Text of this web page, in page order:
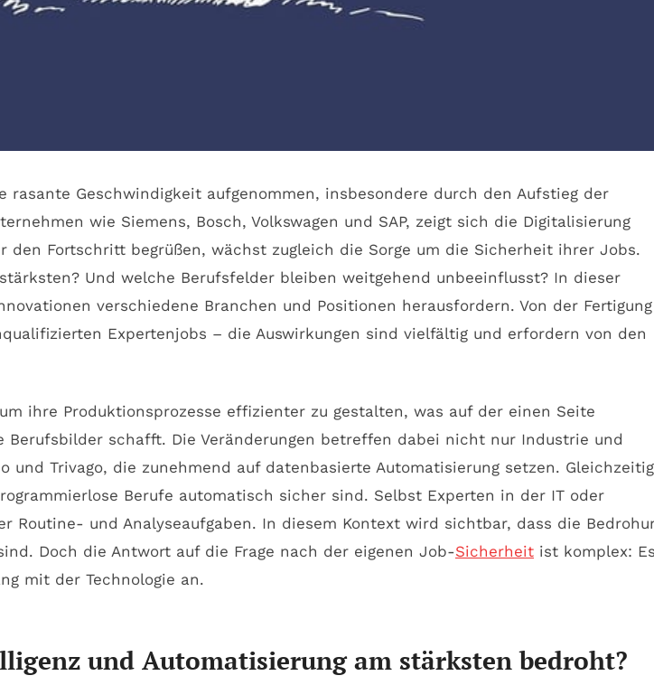
Geschwindigkeit aufgenommen, insbesondere durch den Aufstieg der
wie Siemens, Bosch, Volkswagen und SAP, zeigt sich die Digitalisierung
Fortschritt begrüßen, wächst zugleich die Sorge um die Sicherheit ihrer Jobs.
Und welche Berufsfelder bleiben weitgehend unbeeinflusst? In dieser
verschiedene Branchen und Positionen herausfordern. Von der Fertigung
Expertenjobs – die Auswirkungen sind vielfältig und erfordern von den
ihre Produktionsprozesse effizienter zu gestalten, was auf der einen Seite
schafft. Die Veränderungen betreffen dabei nicht nur Industrie und
Trivago, die zunehmend auf datenbasierte Automatisierung setzen. Gleichzeitig
Berufe automatisch sicher sind. Selbst Experten in der IT oder
Routine- und Analyseaufgaben. In diesem Kontext wird sichtbar, dass die
Doch die Antwort auf die Frage nach der eigenen Job-Sicherheit ist komplex:
mit der Technologie an.
und Automatisierung am stärksten bedroht?